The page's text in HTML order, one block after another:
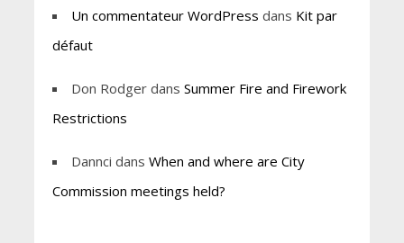
Un commentateur WordPress dans Kit par
défaut
Don Rodgerdans Summer Fire and Firework
Restrictions
Dannci dans When and where are City
Commission meetings held?